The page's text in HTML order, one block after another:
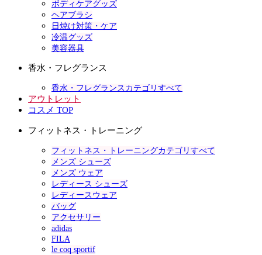
ボディケアグッズ
ヘアブラシ
日焼け対策・ケア
冷温グッズ
美容器具
香水・フレグランス
香水・フレグランスカテゴリすべて
アウトレット
コスメ TOP
フィットネス・トレーニング
フィットネス・トレーニングカテゴリすべて
メンズ シューズ
メンズ ウェア
レディース シューズ
レディースウェア
バッグ
アクセサリー
adidas
FILA
le coq sportif